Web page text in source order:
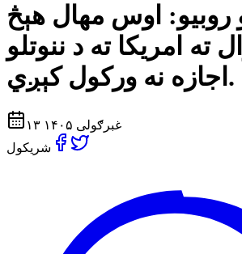
روبيو: اوس مهال هېڅ
ته امريكا ته د ننوتلو
اجازه نه وركول كېږي.
۱۳ غبرګولی ۱۴۰۵
شریکول